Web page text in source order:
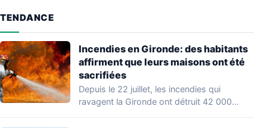
TENDANCE
Incendies en Gironde: des habitants
affirment que leurs maisons ont été
sacrifiées
Depuis le 22 juillet, les incendies qui
ravagent la Gironde ont détruit 42 000…